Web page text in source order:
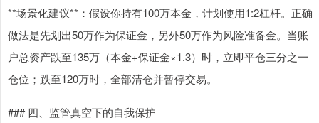
**场景化建议**：假设你持有100万本金，计划使用1:2杠杆。正确
做法是先划出50万作为保证金，另外50万作为风险准备金。当账
户总资产跌至135万（本金+保证金×1.3）时，立即平仓三分之一
仓位；跌至120万时，全部清仓并暂停交易。
### 四、监管真空下的自我保护